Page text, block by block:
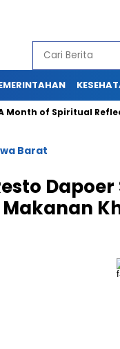
of Spiritual
Barat